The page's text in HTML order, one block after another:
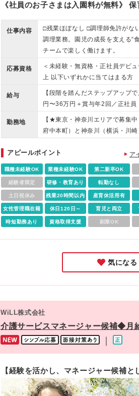
《社員のお子さまは入園料が無料》
仕事内容
□残業ほぼなし □調理師免許がな
調理業務。園児の成長を支える“
チームで楽しく働けます。
応募資格
＜未経験・無資格・正社員デビ
上 以下いずれかに当てはまる方
の方 ※第二新卒の方は調理の実
食店のキッチンで働いたことが
もOKです！ ★第二新卒の方・ブ
経験や実務経験がなくても、「
という 向上心がある方も大歓迎
給与
【段階を踏んだステップアッ
円〜36万円＋賞与年2回／正社員
勤続手当除く） ▽各種手当・待
00円（規程あり） ・施設手当／
費支給（上限1日1,000円） ・時
／昇給年1回 ※残業代は別途全
当44,000円～を含みます ※試用
異はありません） 《アルバイ
／調理師・栄養士の資格をお持
※残業代は発生分を支給します
に差異はありません）
勤務地
【★東京・神奈川エリアで募集
府中本町）と神奈川（横浜・川
囲)当社関連勤務地
アピールポイント ア
職種未経験OK 業種未経験OK 第二新卒OK
経験者限定 研修・教育あり 転勤なし
土日祝休み 残業20時間以内 産育休活用有
女性管理職在籍 休日120日～ 育児と両立
時短勤務あり 資格取得支援 副業OK
気になる
WiLL株式会社
介護サービスマネージャー候補◆月
【経験を活かし、マネージャー候補と